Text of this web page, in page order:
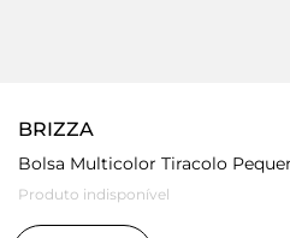
BRIZZA
Bolsa Multicolor Tiracolo
Produto indisponível